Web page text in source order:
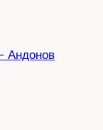
Андонов